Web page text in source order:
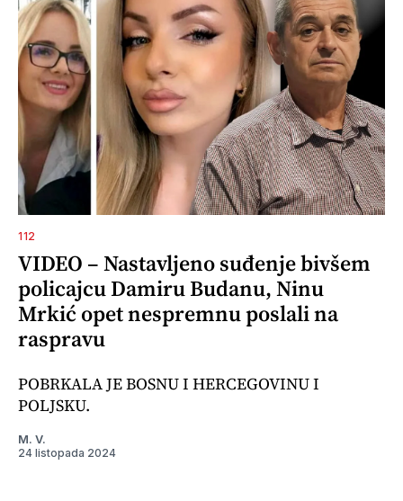
112
VIDEO – Nastavljeno suđenje bivšem
policajcu Damiru Budanu, Ninu
Mrkić opet nespremnu poslali na
raspravu
POBRKALA JE BOSNU I HERCEGOVINU I
POLJSKU.
M. V.
24 listopada 2024